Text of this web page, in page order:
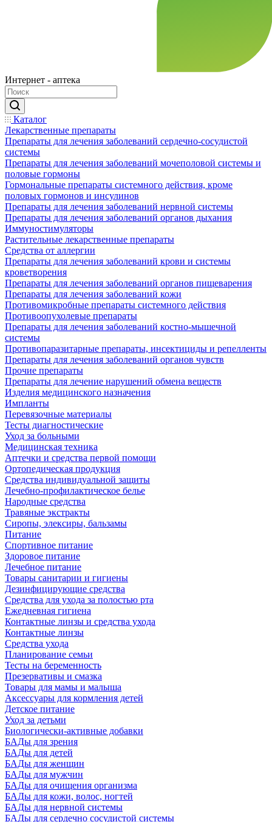
Интернет - аптека
Каталог
Лекарственные препараты
Препараты для лечения заболеваний сердечно-сосудистой
системы
Препараты для лечения заболеваний мочеполовой системы и
половые гормоны
Гормональные препараты системного действия, кроме
половых гормонов и инсулинов
Препараты для лечения заболеваний нервной системы
Препараты для лечения заболеваний органов дыхания
Иммуностимуляторы
Растительные лекарственные препараты
Средства от аллергии
Препараты для лечения заболеваний крови и системы
кроветворения
Препараты для лечения заболеваний органов пищеварения
Препараты для лечения заболеваний кожи
Противомикробные препараты системного действия
Противоопухолевые препараты
Препараты для лечения заболеваний костно-мышечной
системы
Противопаразитарные препараты, инсектициды и репелленты
Препараты для лечения заболеваний органов чувств
Прочие препараты
Препараты для лечение нарушений обмена веществ
Изделия медицинского назначения
Импланты
Перевязочные материалы
Тесты диагностические
Уход за больными
Медицинская техника
Аптечки и средства первой помощи
Ортопедическая продукция
Средства индивидуальной защиты
Лечебно-профилактическое белье
Народные средства
Травяные экстракты
Сиропы, элексиры, бальзамы
Питание
Спортивное питание
Здоровое питание
Лечебное питание
Товары санитарии и гигиены
Дезинфицирующие средства
Средства для ухода за полостью рта
Ежедневная гигиена
Контактные линзы и средства ухода
Контактные линзы
Средства ухода
Планирование семьи
Тесты на беременность
Презервативы и смазка
Товары для мамы и малыша
Аксессуары для кормления детей
Детское питание
Уход за детьми
Биологически-активные добавки
БАДы для зрения
БАДы для детей
БАДы для женщин
БАДы для мужчин
БАДы для очищения организма
БАДы для кожи, волос, ногтей
БАДы для нервной системы
БАДы для сердечно сосудистой системы